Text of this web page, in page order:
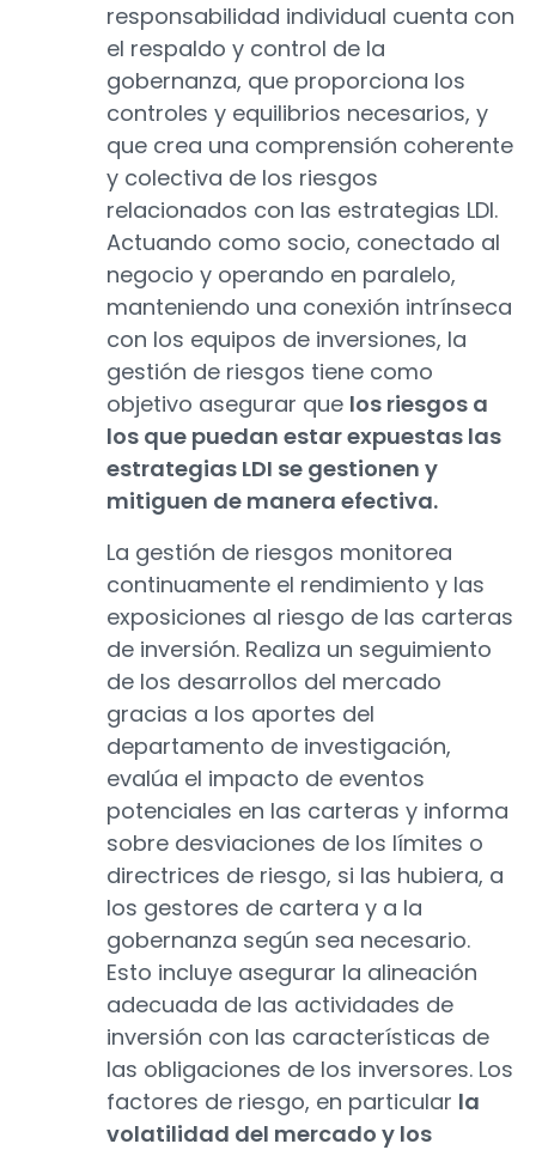
responsabilidad individual cuenta con
el respaldo y control de la
gobernanza, que proporciona los
controles y equilibrios necesarios, y
que crea una comprensión coherente
y colectiva de los riesgos
relacionados con las estrategias LDI.
Actuando como socio, conectado al
negocio y operando en paralelo,
manteniendo una conexión intrínseca
con los equipos de inversiones, la
gestión de riesgos tiene como
objetivo asegurar que los riesgos a
los que puedan estar expuestas las
estrategias LDI se gestionen y
mitiguen de manera efectiva.
La gestión de riesgos monitorea
continuamente el rendimiento y las
exposiciones al riesgo de las carteras
de inversión. Realiza un seguimiento
de los desarrollos del mercado
gracias a los aportes del
departamento de investigación,
evalúa el impacto de eventos
potenciales en las carteras y informa
sobre desviaciones de los límites o
directrices de riesgo, si las hubiera, a
los gestores de cartera y a la
gobernanza según sea necesario.
Esto incluye asegurar la alineación
adecuada de las actividades de
inversión con las características de
las obligaciones de los inversores. Los
factores de riesgo, en particular la
volatilidad del mercado y los